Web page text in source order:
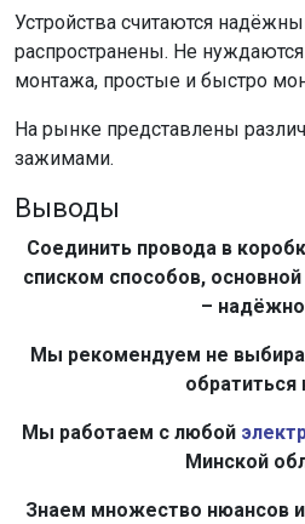
Устройства считаются
распространены. Не
монтажа, простые и быстро
На рынке представлены
зажимами.
Выводы
Соединить провода в
списком способов, основной
–
Мы рекомендуем не
обратиться
Мы работаем с любой
Минской
Знаем множество нюансов и